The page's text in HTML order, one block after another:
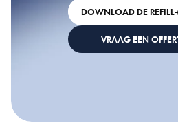
DOWNLOAD DE
VRAAG EEN